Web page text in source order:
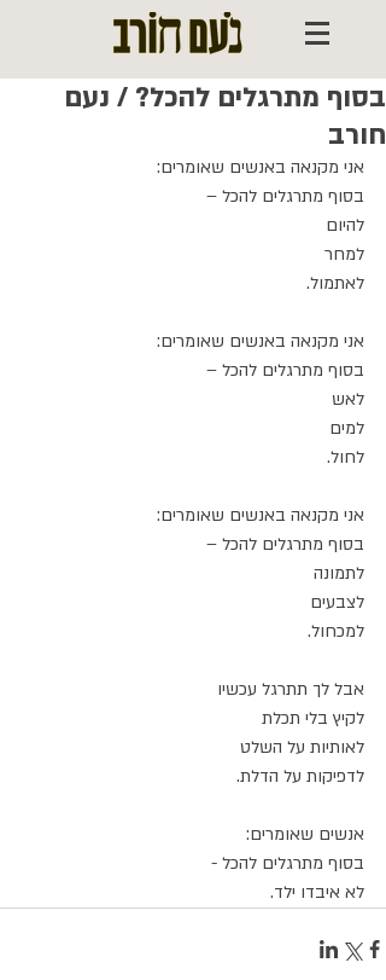
בסוף מתרגלים להכל? / נעם
חורב
אני מקנאה באנשים שאומרים:
בסוף מתרגלים להכל –
להיום
למחר
לאתמול.
אני מקנאה באנשים שאומרים:
בסוף מתרגלים להכל –
לאש
למים
לחול.
אני מקנאה באנשים שאומרים:
בסוף מתרגלים להכל –
לתמונה
לצבעים
למכחול.
אבל לך תתרגל עכשיו
לקיץ בלי תכלת
לאותיות על השלט
לדפיקות על הדלת.
אנשים שאומרים:
בסוף מתרגלים להכל -
לא איבדו ילד.